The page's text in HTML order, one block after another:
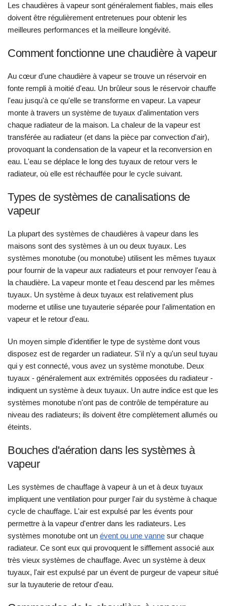
Les chaudières à vapeur sont généralement fiables, mais elles
doivent être régulièrement entretenues pour obtenir les
meilleures performances et la meilleure longévité.
Comment fonctionne une chaudière à vapeur
Au cœur d'une chaudière à vapeur se trouve un réservoir en
fonte rempli à moitié d'eau. Un brûleur sous le réservoir chauffe
l'eau jusqu'à ce qu'elle se transforme en vapeur. La vapeur
monte à travers un système de tuyaux d'alimentation vers
chaque radiateur de la maison. La chaleur de la vapeur est
transférée au radiateur (et dans la pièce par convection d'air),
provoquant la condensation de la vapeur et la reconversion en
eau. L'eau se déplace le long des tuyaux de retour vers le
radiateur, où elle est réchauffée pour le cycle suivant.
Types de systèmes de canalisations de
vapeur
La plupart des systèmes de chaudières à vapeur dans les
maisons sont des systèmes à un ou deux tuyaux. Les
systèmes monotube (ou monotube) utilisent les mêmes tuyaux
pour fournir de la vapeur aux radiateurs et pour renvoyer l'eau à
la chaudière. La vapeur monte et l'eau descend par les mêmes
tuyaux. Un système à deux tuyaux est relativement plus
moderne et utilise une tuyauterie séparée pour l'alimentation en
vapeur et le retour d'eau.
Un moyen simple d'identifier le type de système dont vous
disposez est de regarder un radiateur. S'il n'y a qu'un seul tuyau
qui y est connecté, vous avez un système monotube. Deux
tuyaux - généralement aux extrémités opposées du radiateur -
indiquent un système à deux tuyaux. Un autre indice est que les
systèmes monotube n'ont pas de contrôle de température au
niveau des radiateurs; ils doivent être complètement allumés ou
éteints.
Bouches d'aération dans les systèmes à
vapeur
Les systèmes de chauffage à vapeur à un et à deux tuyaux
impliquent une ventilation pour purger l'air du système à chaque
cycle de chauffage. L'air est expulsé par les évents pour
permettre à la vapeur d'entrer dans les radiateurs. Les
systèmes monotube ont un évent ou une vanne sur chaque
radiateur. Ce sont eux qui provoquent le sifflement associé aux
très vieux systèmes de chauffage. Avec un système à deux
tuyaux, l'air est expulsé par un évent de purgeur de vapeur situé
sur la tuyauterie de retour d'eau.